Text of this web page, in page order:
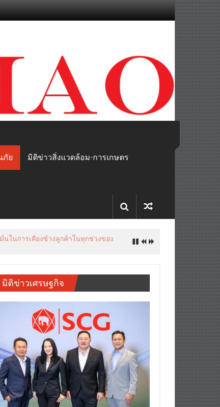
ภัย มิติข่าวสิ่งแวดล้อม-การเกษตร
นในการเคียงข้างลูกค้าในทุกช่วงของ
มิติข่าวเศรษฐกิจ